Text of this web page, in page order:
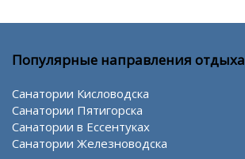
Популярные направления отдыха
Санатории Кисловодска
Санатории Пятигорска
Санатории в Ессентуках
Санатории Железноводска